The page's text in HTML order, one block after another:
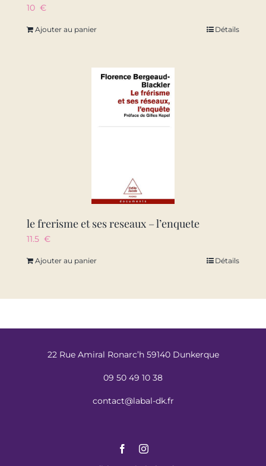
10 €
Ajouter au panier Détails
le frerisme et ses reseaux – l’enquete
11.5 €
Ajouter au panier Détails
22 Rue Amiral Ronarc’h 59140 Dunkerque
09 50 49 10 38
contact@labal-dk.fr